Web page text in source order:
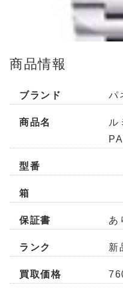
商品情報
ブランド パ
商品名
ル
型番
箱
保証書 あ
ランク 新
買取価格